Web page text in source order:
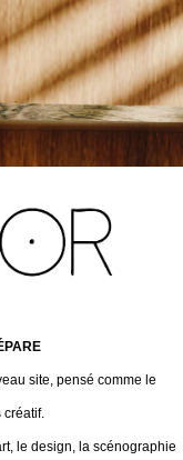
site, pensé comme le
créatif.
le design, la scénographie